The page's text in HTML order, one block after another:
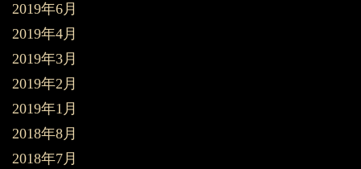
2019年6月
2019年4月
2019年3月
2019年2月
2019年1月
2018年8月
2018年7月